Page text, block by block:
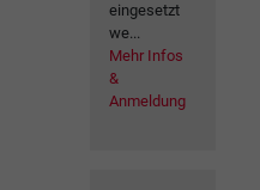
eingesetzt
we...
Mehr Infos
&
Anmeldung